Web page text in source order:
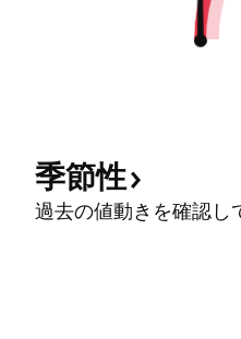
季節性
過去の値動きを確認し